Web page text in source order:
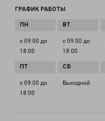
ГРАФИК РАБОТЫ
с 09:00 до
18:00
с 09:00 до
18:00
с 09:00 до
18:00
Выходной